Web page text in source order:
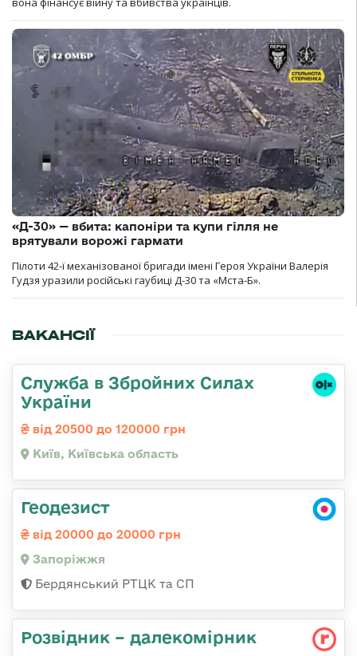
«Д-30» — вбита: капоніри та купи гілля не
врятували ворожі гармати
Пілоти 42-ї механізованої бригади імені Героя України Валерія
Гудзя уразили російські гаубиці Д-30 та «Мста-Б».
ВАКАНСІЇ
Служба в Збройних Силах
України
від 20500 до 120000 грн
Київ, Київська область
Геодезист
від 20000 до 20000 грн
Запоріжжя
Бердянський РТЦК та СП
Розвідник – далекомірник